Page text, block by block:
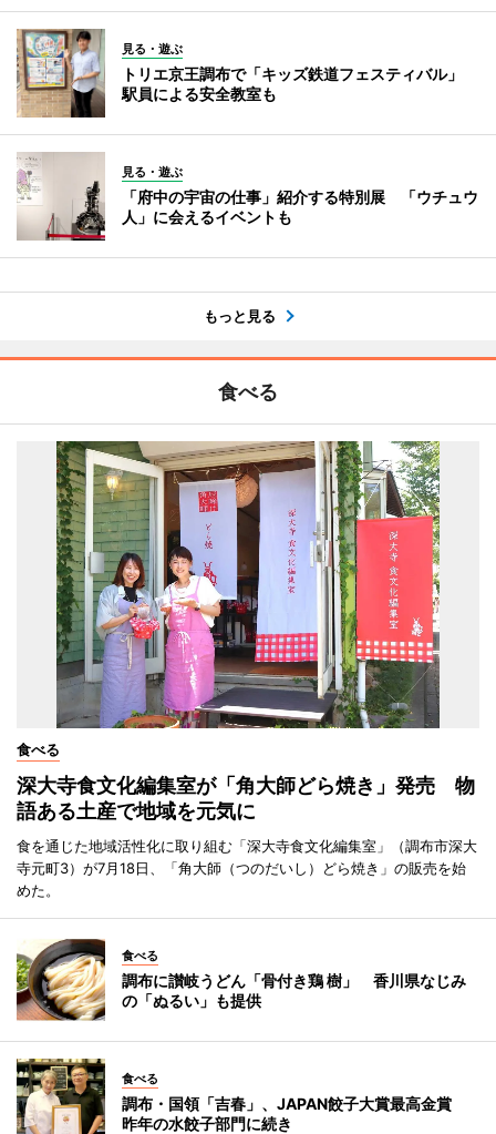
見る・遊ぶ
トリエ京王調布で「キッズ鉄道フェスティバル」
駅員による安全教室も
見る・遊ぶ
「府中の宇宙の仕事」紹介する特別展 「ウチュウ
人」に会えるイベントも
もっと見る
食べる
食べる
深大寺食文化編集室が「角大師どら焼き」発売 物
語ある土産で地域を元気に
食を通じた地域活性化に取り組む「深大寺食文化編集室」（調布市深大
寺元町3）が7月18日、「角大師（つのだいし）どら焼き」の販売を始
めた。
食べる
調布に讃岐うどん「骨付き鶏 樹」 香川県なじみ
の「ぬるい」も提供
食べる
調布・国領「吉春」、JAPAN餃子大賞最高金賞
昨年の水餃子部門に続き